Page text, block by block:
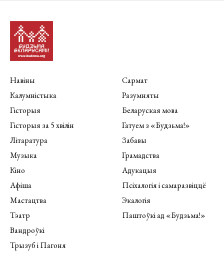
Навіны
Калумністыка
Гісторыя
Гісторыя за 5 хвілін
Літаратура
Музыка
Кіно
Афіша
Мастацтва
Тэатр
Вандроўкі
Трызуб і Пагоня
Сармат
Разумняты
Беларуская мова
Гатуем з «Будзьма!»
Забавы
Грамадства
Адукацыя
Псіхалогія і самаразвіццё
Экалогія
Паштоўкі ад «Будзьма!»